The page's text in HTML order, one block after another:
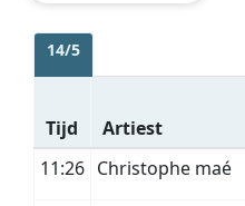
14/5
Tijd Artiest
11:26 Christophe maé